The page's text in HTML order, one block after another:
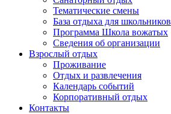
Тематические смены
База отдыха для школьников
Программа Школа вожатых
Cведения об организации
Взрослый отдых
Проживание
Отдых и развлечения
Календарь событий
Корпоративный отдых
Контакты